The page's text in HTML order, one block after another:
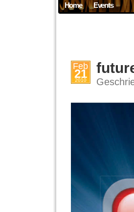
Home Events
Feb
21
2010